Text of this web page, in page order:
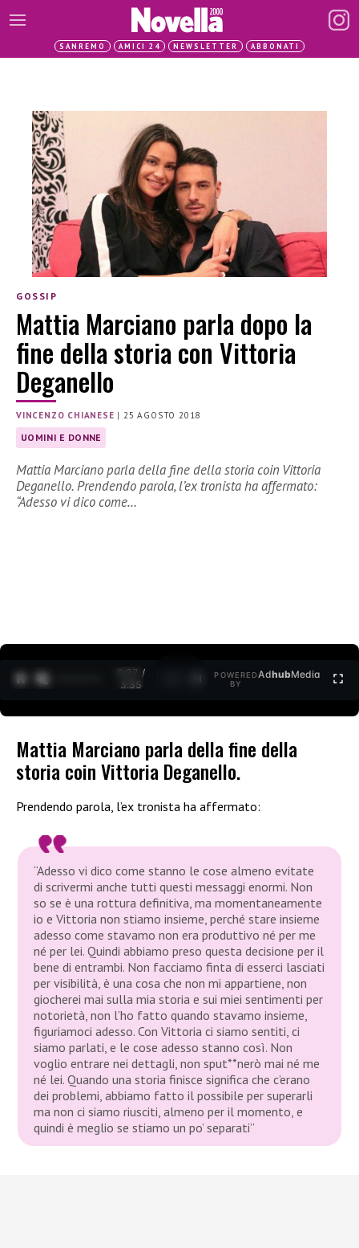
SANREMO AMICI 24 NEWSLETTER ABBONATI
GOSSIP
Mattia Marciano parla dopo la
fine della storia con Vittoria
Deganello
VINCENZO CHIANESE |25 AGOSTO 2018
UOMINI E DONNE
Mattia Marciano parla della fine della storia coin Vittoria
Deganello. Prendendo parola, l’ex tronista ha affermato:
“Adesso vi dico come…
0:27 /
3:35
POWERED
BY
AdhubMedia
Mattia Marciano parla della fine della
storia coin Vittoria Deganello.
Prendendo parola, l’ex tronista ha affermato:
“Adesso vi dico come stanno le cose almeno evitate
di scrivermi anche tutti questi messaggi enormi. Non
so se è una rottura definitiva, ma momentaneamente
io e Vittoria non stiamo insieme, perché stare insieme
adesso come stavamo non era produttivo né per me
né per lei. Quindi abbiamo preso questa decisione per il
bene di entrambi. Non facciamo finta di esserci lasciati
per visibilità, è una cosa che non mi appartiene, non
giocherei mai sulla mia storia e sui miei sentimenti per
notorietà, non l’ho fatto quando stavamo insieme,
figuriamoci adesso. Con Vittoria ci siamo sentiti, ci
siamo parlati, e le cose adesso stanno così. Non
voglio entrare nei dettagli, non sput**nerò mai né me
né lei. Quando una storia finisce significa che c’erano
dei problemi, abbiamo fatto il possibile per superarli
ma non ci siamo riusciti, almeno per il momento, e
quindi è meglio se stiamo un po’ separati”